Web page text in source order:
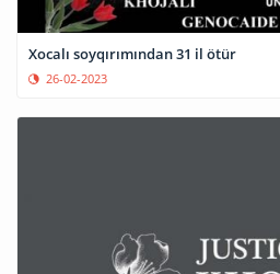
Xocalı soyqırımından 31 il ötür
26-02-2023